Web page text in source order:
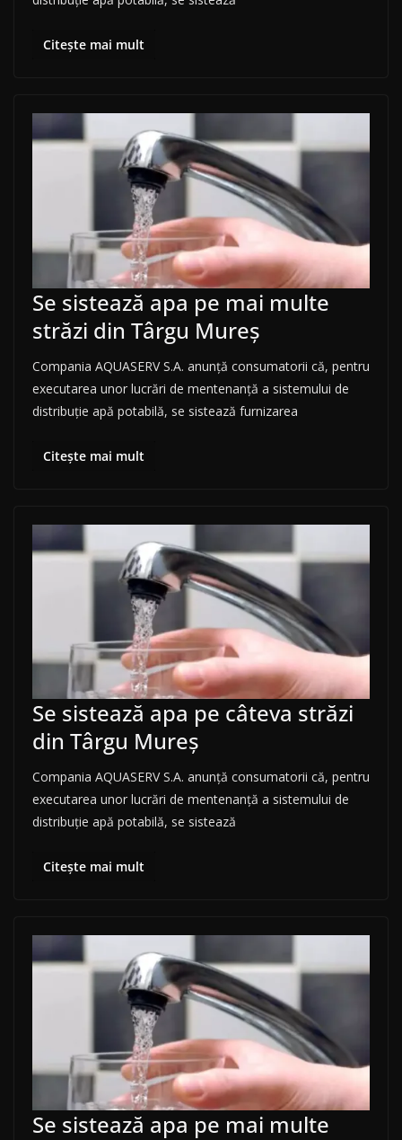
Citește mai mult
Se sistează apa pe mai multe
străzi din Târgu Mureș
Compania AQUASERV S.A. anunţă consumatorii că, pentru
executarea unor lucrări de mentenanță a sistemului de
distribuţie apă potabilă, se sistează furnizarea
Citește mai mult
Se sistează apa pe câteva străzi
din Târgu Mureș
Compania AQUASERV S.A. anunţă consumatorii că, pentru
executarea unor lucrări de mentenanță a sistemului de
distribuţie apă potabilă, se sistează
Citește mai mult
Se sistează apa pe mai multe